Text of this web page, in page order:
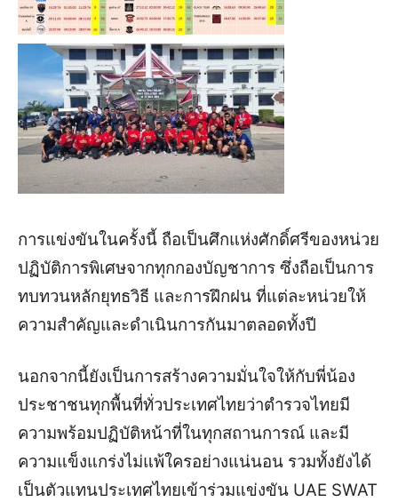
การแข่งขันในครั้งนี้ ถือเป็นศึกแห่งศักดิ์ศรีของหน่วย
ปฏิบัติการพิเศษจากทุกกองบัญชาการ ซึ่งถือเป็นการ
ทบทวนหลักยุทธวิธี และการฝึกฝน ที่แต่ละหน่วยให้
ความสำคัญและดำเนินการกันมาตลอดทั้งปี
นอกจากนี้ยังเป็นการสร้างความมั่นใจให้กับพี่น้อง
ประชาชนทุกพื้นที่ทั่วประเทศไทยว่าตำรวจไทยมี
ความพร้อมปฏิบัติหน้าที่ในทุกสถานการณ์ และมี
ความแข็งแกร่งไม่แพ้ใครอย่างแน่นอน รวมทั้งยังได้
เป็นตัวแทนประเทศไทยเข้าร่วมแข่งขัน UAE SWAT